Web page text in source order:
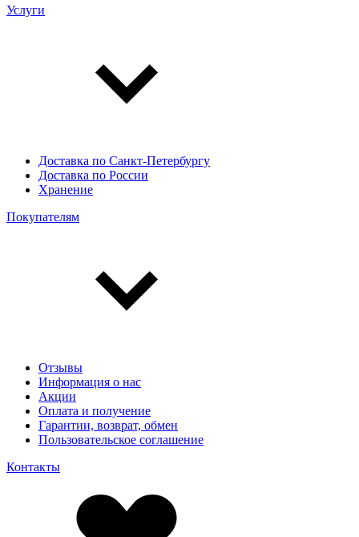
Услуги
Доставка по Санкт-Петербургу
Доставка по России
Хранение
Покупателям
Отзывы
Информация о нас
Акции
Оплата и получение
Гарантии, возврат, обмен
Пользовательское соглашение
Контакты